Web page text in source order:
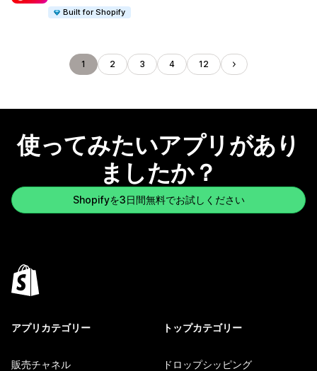
Built for Shopify
1 2 3 4 12
使ってみたいアプリがあり
ましたか？
Shopifyを3日間無料でお試しください
アプリカテゴリー
販売チャネル
トップカテゴリー
ドロップシッピング